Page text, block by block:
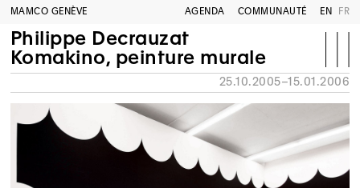
MAMCO GENÈVE AGENDA COMMUNAUTÉ EN FR
Philippe Decrauzat
Komakino, peinture murale
25.10.2005–15.01.2006